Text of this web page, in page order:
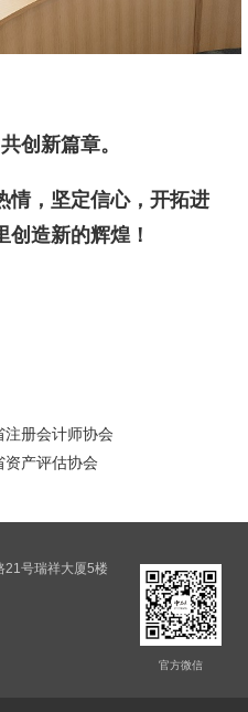
创新篇章。
情，坚定信心，开拓进
创造新的辉煌！
注册会计师协会
资产评估协会
21号瑞祥大厦5楼
官方微信